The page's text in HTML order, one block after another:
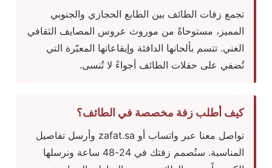
تجمع زفات الطائف بين الطابع الحجازي والجنوبي
المميز، مستوحاةً من موروث عروس المصايف الثقافي
الغني. تتسم بألحانها الدافئة وإيقاعاتها المعبّرة التي
تُضفي على حفلات الطائف أجواءً لا تُنسى.
كيف أطلب زفة مخصصة في الطائف؟
تواصل معنا عبر واتساب أو zafat.sa وأرسل تفاصيل
المناسبة. سنُصمم زفتك في 24-48 ساعة ونرسلها